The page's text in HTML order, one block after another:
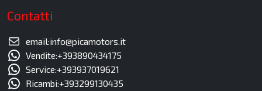
Contatti
email:info@picamotors.it
Vendite:+393890434175
Service:+393937019621
Ricambi:+393299130435